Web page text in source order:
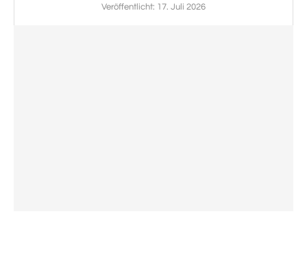
Veröffentlicht: 17. Juli 2026